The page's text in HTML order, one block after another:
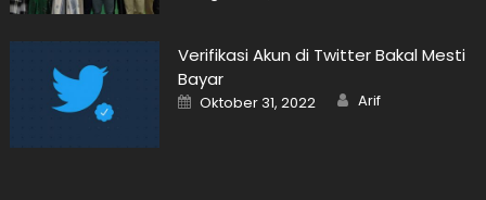
Verifikasi Akun di Twitter Bakal Mesti
Bayar
Posted
on
Oktober 31, 2022 Author
Arif